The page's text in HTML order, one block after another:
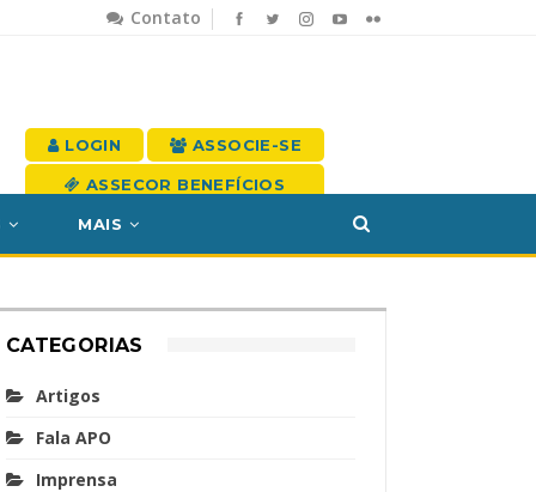
Contato
LOGIN ASSOCIE-SE
ASSECOR BENEFÍCIOS
MAIS
CATEGORIAS
Artigos
Fala APO
Imprensa